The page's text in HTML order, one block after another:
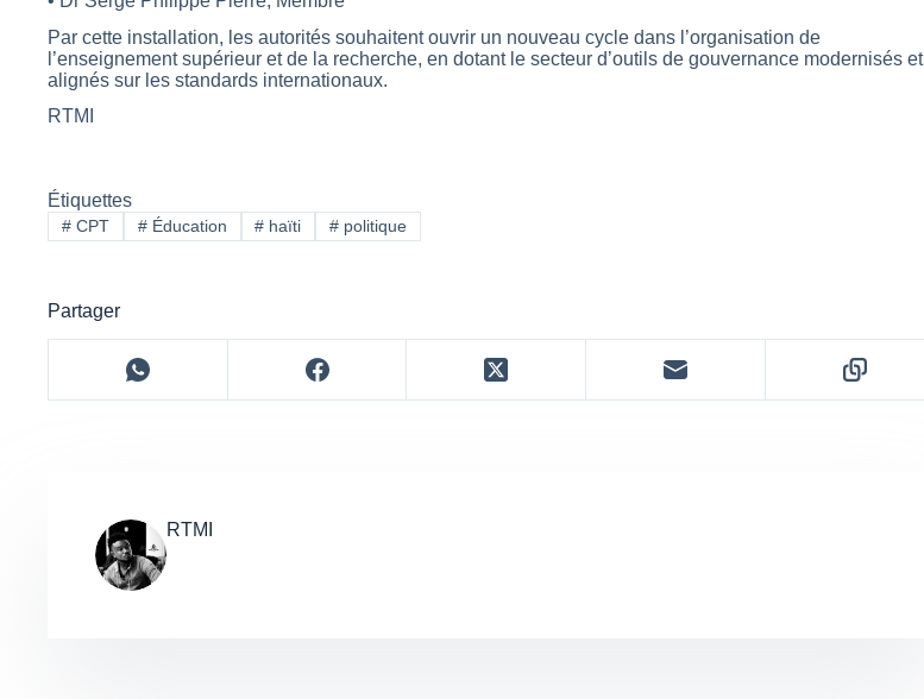
Par cette installation, les autorités souhaitent ouvrir un nouveau cycle dans l’organisation de
l’enseignement supérieur et de la recherche, en dotant le secteur d’outils de gouvernance modernisés et
alignés sur les standards internationaux.
RTMI
Étiquettes
#CPT #Éducation # haïti # politique
Partager
RTMI